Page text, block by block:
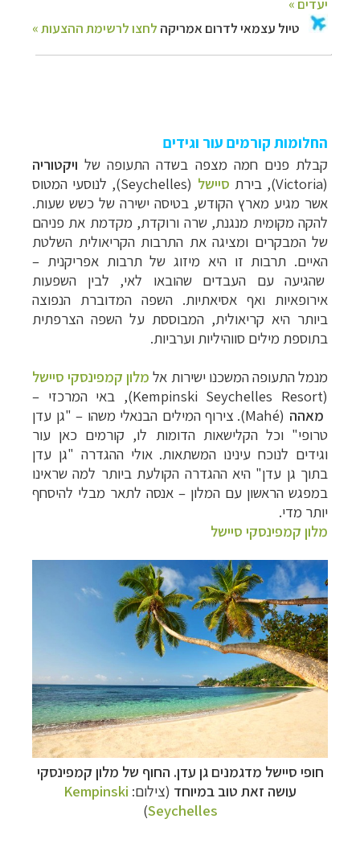
החלומות קורמים עור וגידים
קבלת פנים חמה מצפה בשדה התעופה של ויקטוריה
(
Victoria), בירת סיישל (
Seychelles), לנוסעי המטוס
אשר מגיע מארץ הקודש, בטיסה ישירה של כשש שעות.
להקה מקומית מנגנת, שרה ורוקדת, מקדמת את פניהם
של המבקרים ומציגה את התרבות הקריאולית השלטת
האיים. תרבות זו היא מיזוג של תרבות אפריקנית –
שהגיעה עם העבדים שהובאו לאי, לבין השפעות
אירופאיות ואף אסיאתיות. השפה המדוברת הנפוצה
ביותר היא קריאולית, המבוססת על השפה הצרפתית
בתוספת מילים סווהיליות וערביות.
מנמל התעופה המשכנו ישירות אל מלון קמפינסקי סיישל
(
Kempinski Seychelles Resort), באי המרכזי –
מאהה (
Mahé). צירוף המילים הבנאלי משהו – "גן עדן
טרופי" וכל הקלישאות הדומות לו, קורמים כאן עור
וגידים לנוכח עינינו המשתאות. אולי ההגדרה "גן עדן
בתוך גן עדן" היא ההגדרה הקולעת ביותר למה שראינו
במפגש הראשון עם המלון – אנסה לתאר מבלי להיסחף
יותר מדי.
מלון קמפינסקי סיישל
חופי סיישל מדגמנים גן עדן. החוף של מלון קמפינסקי
עושה זאת טוב במיוחד (צילום: Kempinski
Seychelles
)